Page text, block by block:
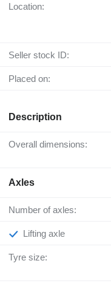
Location:
Seller stock ID:
Placed on:
Description
Overall dimensions:
Axles
Number of axles:
Lifting axle
Tyre size: